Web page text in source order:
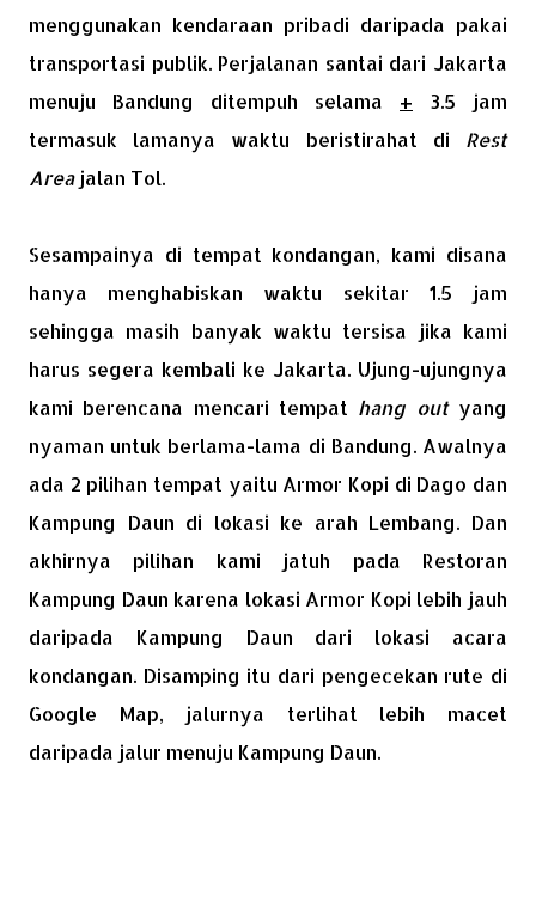
menggunakan kendaraan pribadi daripada pakai
transportasi publik. Perjalanan santai dari Jakarta
menuju Bandung ditempuh selama + 3.5 jam
termasuk lamanya waktu beristirahat di Rest
Areajalan Tol.
Sesampainya di tempat kondangan, kami disana
hanya menghabiskan waktu sekitar 1.5 jam
sehingga masih banyak waktu tersisa jika kami
harus segera kembali ke Jakarta. Ujung-ujungnya
kami berencana mencari tempat hang outyang
nyaman untuk berlama-lama di Bandung. Awalnya
ada 2 pilihan tempat yaitu Armor Kopi di Dago dan
Kampung Daun di lokasi ke arah Lembang. Dan
akhirnya pilihan kami jatuh pada Restoran
Kampung Daun karena lokasi Armor Kopi lebih jauh
daripada Kampung Daun dari lokasi acara
kondangan. Disamping itu dari pengecekan rute di
Google Map, jalurnya terlihat lebih macet
daripada jalur menuju Kampung Daun.